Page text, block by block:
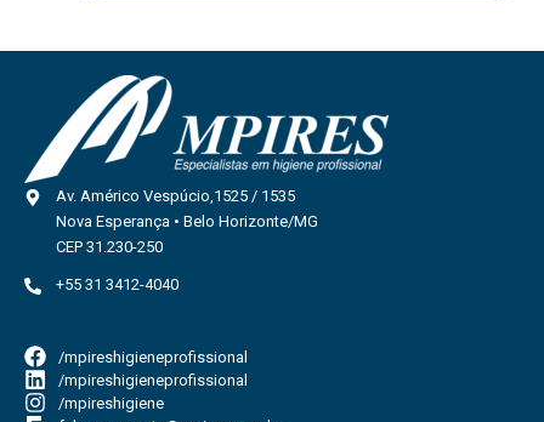
Av. Américo Vespúcio,1525 / 1535
Nova Esperança • Belo Horizonte/MG
CEP 31.230-250
+55 31 3412-4040
/mpireshigieneprofissional
/mpireshigieneprofissional
/mpireshigiene